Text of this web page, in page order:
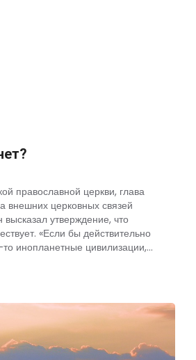
православной церкви, глава
внешних церковных связей
утверждение, что
«Если бы действительно
инопланетные цивилизации,...